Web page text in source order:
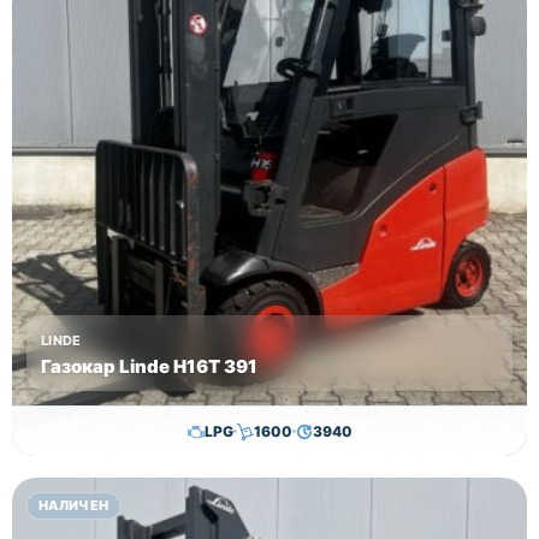
LINDE
Газокар Linde H16T 391
LPG 1600 3940
11,500.00€11,300.00€
Височина Година
НАЛИЧЕН